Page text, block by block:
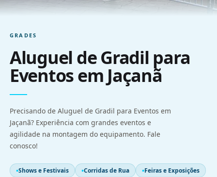
GRADES
Aluguel de Gradil para
Eventos em Jaçanã
Precisando de Aluguel de Gradil para Eventos em
Jaçanã? Experiência com grandes eventos e
agilidade na montagem do equipamento. Fale
conosco!
Shows e Festivais Corridas de Rua Feiras e Exposições